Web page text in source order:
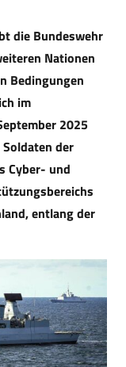
die Bundeswehr
Nationen
Bedingungen
im
2025
der
Cyber- und
entlang der